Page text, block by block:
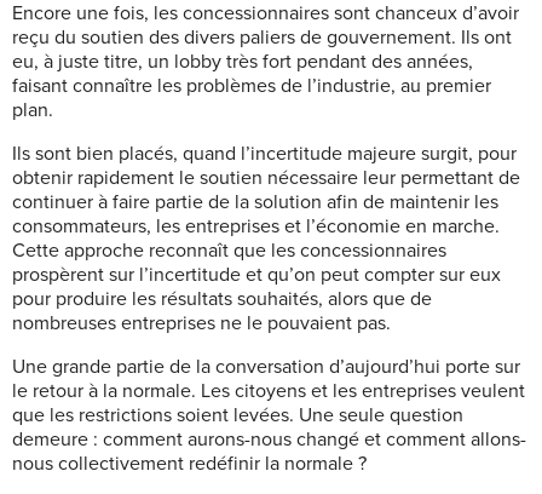
Encore une fois, les concessionnaires sont chanceux d’avoir
reçu du soutien des divers paliers de gouvernement. Ils ont
eu, à juste titre, un lobby très fort pendant des années,
faisant connaître les problèmes de l’industrie, au premier
plan.
Ils sont bien placés, quand l’incertitude majeure surgit, pour
obtenir rapidement le soutien nécessaire leur permettant de
continuer à faire partie de la solution afin de maintenir les
consommateurs, les entreprises et l’économie en marche.
Cette approche reconnaît que les concessionnaires
prospèrent sur l’incertitude et qu’on peut compter sur eux
pour produire les résultats souhaités, alors que de
nombreuses entreprises ne le pouvaient pas.
Une grande partie de la conversation d’aujourd’hui porte sur
le retour à la normale. Les citoyens et les entreprises veulent
que les restrictions soient levées. Une seule question
demeure : comment aurons-nous changé et comment allons-
nous collectivement redéfinir la normale ?